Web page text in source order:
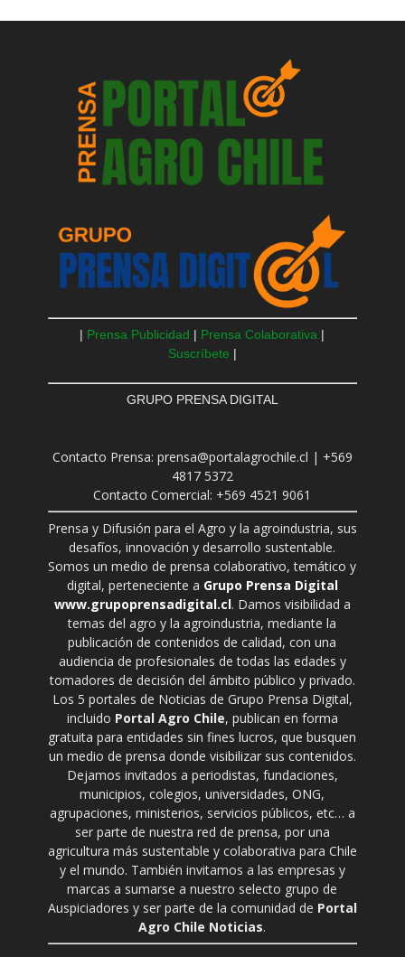
| Prensa Publicidad | Prensa Colaborativa |
Suscríbete |
GRUPO PRENSA DIGITAL
Contacto Prensa: prensa@portalagrochile.cl | +569
4817 5372
Contacto Comercial: +569 4521 9061
Prensa y Difusión para el Agro y la agroindustria, sus
desafíos, innovación y desarrollo sustentable.
Somos un medio de prensa colaborativo, temático y
digital, perteneciente a Grupo Prensa Digital
www.grupoprensadigital.cl. Damos visibilidad a
temas del agro y la agroindustria, mediante la
publicación de contenidos de calidad, con una
audiencia de profesionales de todas las edades y
tomadores de decisión del ámbito público y privado.
Los 5 portales de Noticias de Grupo Prensa Digital,
incluido Portal Agro Chile, publican en forma
gratuita para entidades sin fines lucros, que busquen
un medio de prensa donde visibilizar sus contenidos.
Dejamos invitados a periodistas, fundaciones,
municipios, colegios, universidades, ONG,
agrupaciones, ministerios, servicios públicos, etc… a
ser parte de nuestra red de prensa, por una
agricultura más sustentable y colaborativa para Chile
y el mundo. También invitamos a las empresas y
marcas a sumarse a nuestro selecto grupo de
Auspiciadores y ser parte de la comunidad de Portal
Agro Chile Noticias.